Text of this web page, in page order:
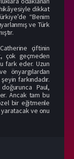
dikkat
“Benim
ve Türk
çiftinin
çok geçmeden
fark eder. Uzun
önyargılardan
farkındadır.
Paul,
Ancak tam bu
bir eğitmenle
ve onu